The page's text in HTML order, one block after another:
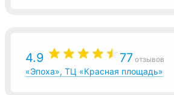
4.9 77 отзывов
«Эпоха», ТЦ «Красная площадь»